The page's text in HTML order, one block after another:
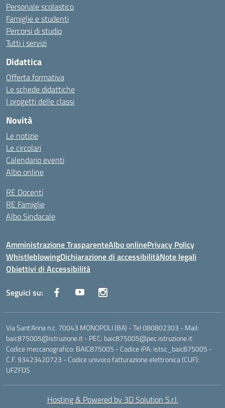
Personale scolastico
Famiglie e studenti
Percorsi di studio
Tutti i servizi
Didattica
Offerta formativa
Le schede didattiche
I progetti delle classi
Novità
Le notizie
Le circolari
Calendario eventi
Albo online
RE Docenti
RE Famiglie
Albo Sindacale
Amministrazione TrasparenteAlbo onlinePrivacy Policy
WhistleblowingDichiarazione di accessibilitàNote legali
Obiettivi di Accessibilità
Seguici su:
Via Sant'Anna n.c. 70043 MONOPOLI (BA) - Tel 080802303 - Mail:
baic875005@istruzione.it - PEC: baic875005@pec.istruzione.it
Codice meccanografico: BAIC875005 - Codice iPA: istsc_baic875005 -
C.F. 93423420723 - Codice univoco fatturazione elettronica (CUF):
UFZFDS
Hosting & Powered by 3D Solution S.r.l.